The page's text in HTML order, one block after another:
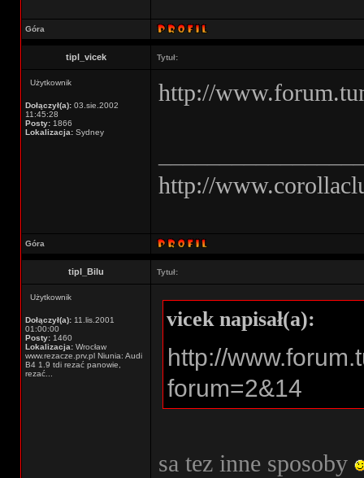
Góra
tipl_vicek Tytuł:
Użytkownik
Dołączył(a): 03.sie.2002
11:45:28
Posty: 1866
Lokalizacja: Sydney
http://
http://
Góra
tipl_Bilu Tytuł:
Użytkownik
Dołączył(a): 11.lis.2001
01:00:00
Posty: 1460
Lokalizacja: Wrocław
www.rezacze.prv.pl Niunia: Audi
B4 1.9 tdi rezać panowie,
rezać...
vicek napisał(a):
http://
forum=2&14
sa tez inne sposoby